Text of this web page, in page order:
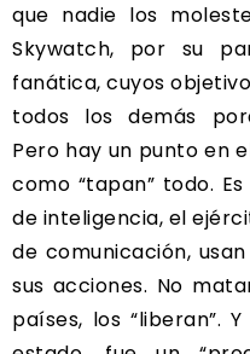
que nadie los
Skywatch, por su
fanática, cuyos
todos los demás
Pero hay un punto en
como “tapan” todo.
de inteligencia, el
de comunicación,
sus acciones. No
países, los “liberan”.